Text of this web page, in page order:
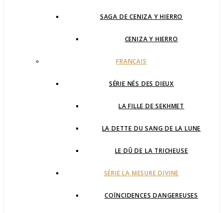
SAGA DE CENIZA Y HIERRO
CENIZA Y HIERRO
FRANÇAIS
SÉRIE NÉS DES DIEUX
LA FILLE DE SEKHMET
LA DETTE DU SANG DE LA LUNE
LE DÛ DE LA TRICHEUSE
SÉRIE LA MESURE DIVINE
COÏNCIDENCES DANGEREUSES